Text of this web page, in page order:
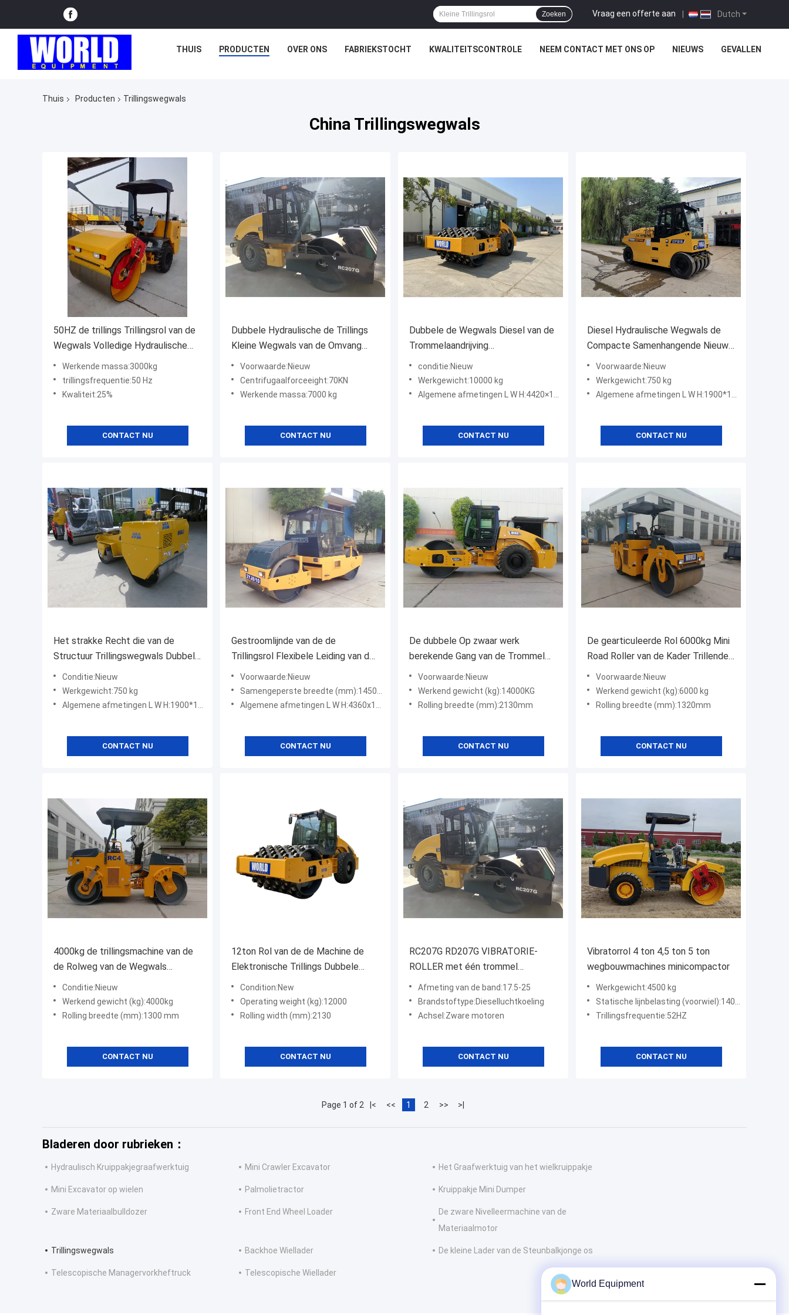
Dutch
Vraag een offerte aan |
Zoeken
THUIS PRODUCTEN OVER ONS FABRIEKSTOCHT KWALITEITSCONTROLE NEEM CONTACT MET ONS OP NIEUWS GEVALLEN
Thuis Producten Trillingswegwals
China Trillingswegwals
50HZ de trillings Trillingsrol van de
Wegwals Volledige Hydraulische
Enige Trommel
Werkende massa:3000kg
trillingsfrequentie:50 Hz
Kwaliteit:25%
CONTACT NU
Dubbele Hydraulische de Trillings
Kleine Wegwals van de Omvang
Kleine Trillingsrol
Voorwaarde:Nieuw
Centrifugaalforceeight:70KN
Werkende massa:7000 kg
CONTACT NU
Dubbele de Wegwals Diesel van de
Trommelaandrijving
Trillingsperswegwals
conditie:Nieuw
Werkgewicht:10000 kg
Algemene afmetingen L W H:4420×1900×3050mm
CONTACT NU
Diesel Hydraulische Wegwals de
Compacte Samenhangende Nieuwe
Voorwaarde van 75 kW
Voorwaarde:Nieuw
Werkgewicht:750 kg
Algemene afmetingen L W H:1900*1100*1300mm
CONTACT NU
Het strakke Recht die van de
Structuur Trillingswegwals Dubbele
Trommelwegwals sturen
Conditie:Nieuw
Werkgewicht:750 kg
Algemene afmetingen L W H:1900*1100*1300mm
CONTACT NU
Gestroomlijnde van de de
Trillingsrol Flexibele Leiding van de
Vorm Vlotte Trommel de
Trommelwegwals
Voorwaarde:Nieuw
Samengeperste breedte (mm):1450mm
Algemene afmetingen L W H:4360x1790x2550mm
CONTACT NU
De dubbele Op zwaar werk
berekende Gang van de Trommel
Trillingswegwals achter Trillingsrol
Voorwaarde:Nieuw
Werkend gewicht (kg):14000KG
Rolling breedte (mm):2130mm
CONTACT NU
De gearticuleerde Rol 6000kg Mini
Road Roller van de Kader Trillende
Enige Trommel
Voorwaarde:Nieuw
Werkend gewicht (kg):6000 kg
Rolling breedte (mm):1320mm
CONTACT NU
4000kg de trillingsmachine van de
de Rolweg van de Wegwals
Veranderlijke Snelheid
Conditie:Nieuw
Werkend gewicht (kg):4000kg
Rolling breedte (mm):1300 mm
CONTACT NU
12ton Rol van de de Machine de
Elektronische Trillings Dubbele
Trommel van de trillingswegwals
Condition:New
Operating weight (kg):12000
Rolling width (mm):2130
CONTACT NU
RC207G RD207G VIBRATORIE-
ROLLER met één trommel
VISCILLATORIE-ROLLER
Afmeting van de band:17.5-25
Brandstoftype:Dieselluchtkoeling
Achsel:Zware motoren
CONTACT NU
Vibratorrol 4 ton 4,5 ton 5 ton
wegbouwmachines minicompactor
Werkgewicht:4500 kg
Statische lijnbelasting (voorwiel):140 N/cm
Trillingsfrequentie:52HZ
CONTACT NU
Page 1 of 2 |< << 1 2 >> >|
Bladeren door rubrieken：
Hydraulisch Kruippakjegraafwerktuig Mini Crawler Excavator Het Graafwerktuig van het wielkruippakje
Mini Excavator op wielen Palmolietractor Kruippakje Mini Dumper
Zware Materiaalbulldozer Front End Wheel Loader
De zware Nivelleermachine van de
Materiaalmotor
Trillingswegwals Backhoe Wiellader De kleine Lader van de Steunbalkjonge os
Telescopische Managervorkheftruck Telescopische Wiellader
World Equipment